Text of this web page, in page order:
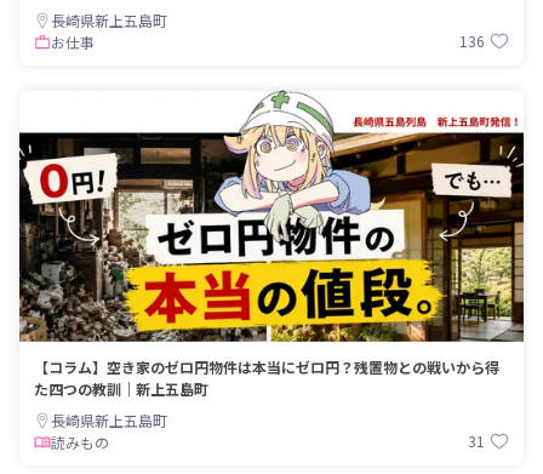
長崎県新上五島町
お仕事
136
【コラム】空き家のゼロ円物件は本当にゼロ円？残置物との戦いから得
た四つの教訓｜新上五島町
長崎県新上五島町
読みもの
31